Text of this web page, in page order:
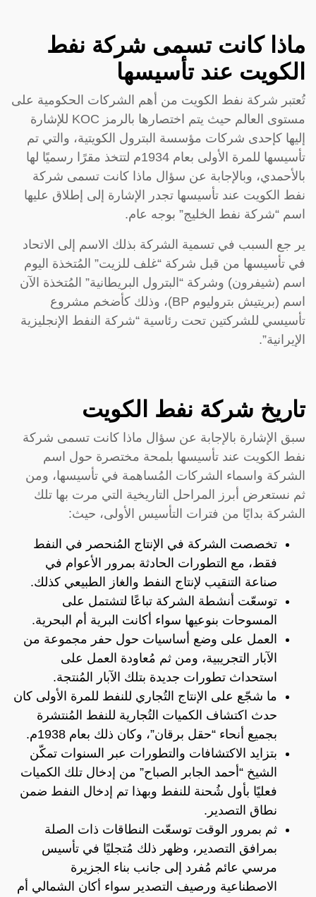
ماذا كانت تسمى شركة نفط
الكويت عند تأسيسها
تُعتبر شركة نفط الكويت من أهم الشركات الحكومية على
مستوى العالم حيث يتم اختصارها بالرمز KOC للإشارة
إليها كإحدى شركات مؤسسة البترول الكويتية، والتي تم
تأسيسها للمرة الأولى بعام 1934م لتتخذ مقرًا رسميًا لها
بالأحمدي، وبالإجابة عن سؤال ماذا كانت تسمى شركة
نفط الكويت عند تأسيسها تجدر الإشارة إلى إطلاق عليها
اسم “شركة نفط الخليج” بوجه عام.
ير جع السبب في تسمية الشركة بذلك الاسم إلى الاتحاد
في تأسيسها من قبل شركة “غلف للزيت” المُتخذة اليوم
اسم (شيفرون) وشركة “البترول البريطانية” المُتخذة الآن
اسم (بريتيش بتروليوم BP)، وذلك كأضخم مشروع
تأسيسي للشركتين تحت رئاسية “شركة النفط الإنجليزية
الإيرانية”.
تاريخ شركة نفط الكويت
سبق الإشارة بالإجابة عن سؤال ماذا كانت تسمى شركة
نفط الكويت عند تأسيسها بلمحة مختصرة حول اسم
الشركة واسماء الشركات المُساهمة في تأسيسها، ومن
ثم نستعرض أبرز المراحل التاريخية التي مرت بها تلك
الشركة بدايًا من فترات التأسيس الأولى، حيث:
تخصصت الشركة في الإنتاج المُنحصر في النفط
فقط، مع التطورات الحادثة بمرور الأعوام في
صناعة التنقيب لإنتاج النفط والغاز الطبيعي كذلك.
توسعّت أنشطة الشركة تباعًا لتشتمل على
المسوحات بنوعيها سواء أكانت البرية أم البحرية.
العمل على وضع أساسيات حول حفر مجموعة من
الآبار التجريبية، ومن ثم مُعاودة العمل على
استحداث تطورات جديدة بتلك الآبار المُنتجة.
ما شجّع على الإنتاج التُجاري للنفط للمرة الأولى كان
حدث اكتشاف الكميات التُجارية للنفط المُنتشرة
بجميع أنحاء “حقل برقان”، وكان ذلك بعام 1938م.
بتزايد الاكتشافات والتطورات عبر السنوات تمكّن
الشيخ “أحمد الجابر الصباح” من إدخال تلك الكميات
فعليًا بأول شُحنة للنفط وبهذا تم إدخال النفط ضمن
نطاق التصدير.
ثم بمرور الوقت توسعّت النطاقات ذات الصلة
بمرافق التصدير، وظهر ذلك مُتجليًا في تأسيس
مرسي عائم مُفرد إلى جانب بناء الجزيرة
الاصطناعية ورصيف التصدير سواء أكان الشمالي أم